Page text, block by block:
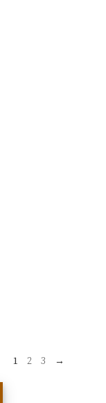
1 2 3 →